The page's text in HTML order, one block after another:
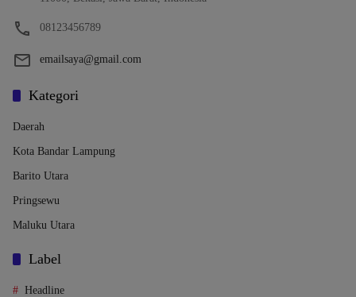
08123456789
emailsaya@gmail.com
Kategori
Daerah
Kota Bandar Lampung
Barito Utara
Pringsewu
Maluku Utara
Label
Headline